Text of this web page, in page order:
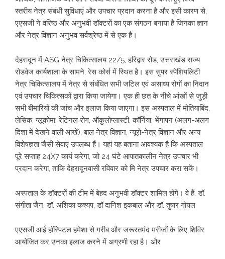
स्तरीय नेत्र संबंधी सुविधाएं और उपचार प्रदान करना है और इसी कारण से,
एएसजी ने वरिष्ठ और अनुभवी डॉक्टरों का एक संगठन बनाया है जिनका ज्ञान
और नेत्र विज्ञान अनुभव सर्वश्रेष्ठ में से एक है।
देहरादून में ASG नेत्र चिकित्सालय 22/5, हरिद्वार रोड, उत्तराखंड राज्य
रोडवेज कार्यशाला के सामने, रेस कोर्स में स्थित है। इस सुपर स्पेशियलिटी
नेत्र चिकित्सालय में नेत्र से संबंधित सभी जटिल एवं असाध्य रोगों का निदान
एवं उपचार चिकित्सकों द्वारा किया जायेगा। एक ही छत के नीचे आंखों से जुड़ी
सभी बीमारियों की जांच और इलाज किया जाएगा। इस अस्पताल में मोतियाबिंद,
लेसिक, ग्लूकोमा, रेटिनल रोग, ऑकुलोप्लास्टी, कॉर्निया, भेंगापन (अलग-अलग
दिशा में देखने वाली आंखें), बाल नेत्र विज्ञान, न्यूरो-नेत्र विज्ञान और अन्य
विशेषज्ञता जैसी सेवाएं उपलब्ध हैं। यहां यह बताना आवश्यक है कि अस्पताल
पूरे सप्ताह 24X7 कार्य करेगा, जो 24 घंटे आपातकालीन नेत्र उपचार भी
प्रदान करेगा, ताकि देहरादूनवासी रविवार को मि नेत्र उपचार करा सकें।
अस्पताल के डॉक्टरों की टीम में बेहद अनुभवी डॉक्टर शामिल होंगे। वे हैं. डॉ.
संगीता जैन, डॉ. अंशिका कश्यप, डॉ दानिश इकबाल और डॉ. तुषार गोयल
एएसजी आई हॉस्पिटल हमेशा से गरीब और जरूरतमंद मरीजों के लिए शिविर
आयोजित कर उनका इलाज करने में अग्रणी रहा है। और